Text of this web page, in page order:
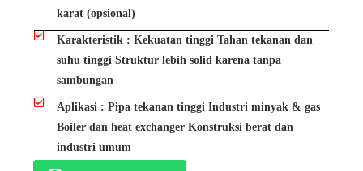
karat (opsional)
Karakteristik : Kekuatan tinggi Tahan tekanan dan
suhu tinggi Struktur lebih solid karena tanpa
sambungan
Aplikasi : Pipa tekanan tinggi Industri minyak & gas
Boiler dan heat exchanger Konstruksi berat dan
industri umum